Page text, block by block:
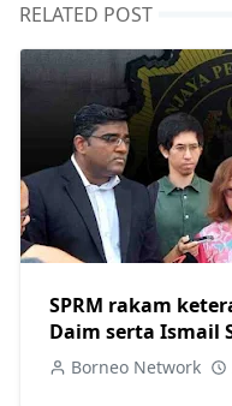
RELATED POST
SPRM rakam
Daim serta Ismail
Borneo Network